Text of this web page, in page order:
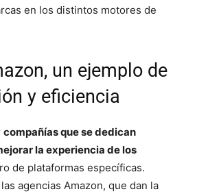
en los distintos motores de
un ejemplo de
y eficiencia
compañías que se dedican
la experiencia de los
de plataformas específicas.
agencias Amazon, que dan la